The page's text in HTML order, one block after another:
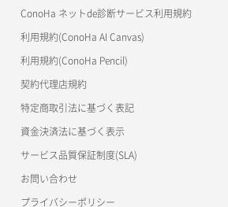
s3cmd
公開API(ConoHa VPS Ver.2.0)
ConoHa ネットde診断サービス利用規約
利用規約(ConoHa AI Canvas)
利用規約(ConoHa Pencil)
契約代理店規約
特定商取引法に基づく表記
資金決済法に基づく表示
サービス品質保証制度(SLA)
お問い合わせ
プライバシーポリシー